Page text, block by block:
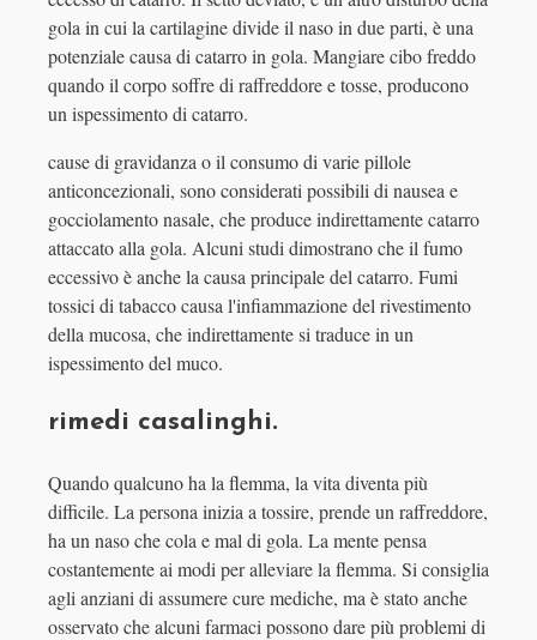
gola in cui la cartilagine divide il naso in due parti, è una
potenziale causa di catarro in gola. Mangiare cibo freddo
quando il corpo soffre di raffreddore e tosse, producono
un ispessimento di catarro.
cause di gravidanza o il consumo di varie pillole
anticoncezionali, sono considerati possibili di nausea e
gocciolamento nasale, che produce indirettamente catarro
attaccato alla gola. Alcuni studi dimostrano che il fumo
eccessivo è anche la causa principale del catarro. Fumi
tossici di tabacco causa l'infiammazione del rivestimento
della mucosa, che indirettamente si traduce in un
ispessimento del muco.
rimedi casalinghi.
Quando qualcuno ha la flemma, la vita diventa più
difficile. La persona inizia a tossire, prende un raffreddore,
ha un naso che cola e mal di gola. La mente pensa
costantemente ai modi per alleviare la flemma. Si consiglia
agli anziani di assumere cure mediche, ma è stato anche
osservato che alcuni farmaci possono dare più problemi di